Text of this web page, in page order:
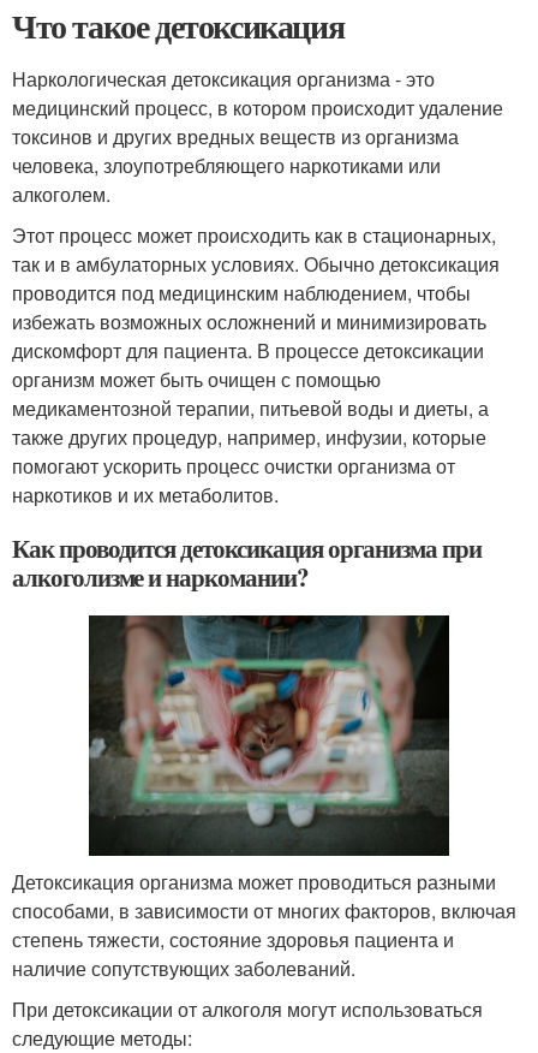
Что такое детоксикация
Наркологическая детоксикация организма - это
медицинский процесс, в котором происходит удаление
токсинов и других вредных веществ из организма
человека, злоупотребляющего наркотиками или
алкоголем.
Этот процесс может происходить как в стационарных,
так и в амбулаторных условиях. Обычно детоксикация
проводится под медицинским наблюдением, чтобы
избежать возможных осложнений и минимизировать
дискомфорт для пациента. В процессе детоксикации
организм может быть очищен с помощью
медикаментозной терапии, питьевой воды и диеты, а
также других процедур, например, инфузии, которые
помогают ускорить процесс очистки организма от
наркотиков и их метаболитов.
Как проводится детоксикация организма при
алкоголизме и наркомании?
Детоксикация организма может проводиться разными
способами, в зависимости от многих факторов, включая
степень тяжести, состояние здоровья пациента и
наличие сопутствующих заболеваний.
При детоксикации от алкоголя могут использоваться
следующие методы: